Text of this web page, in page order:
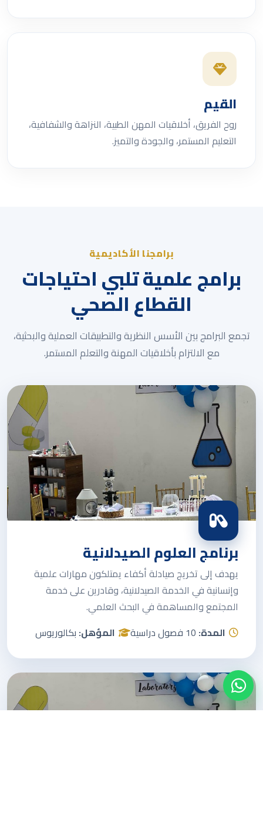
القيم
روح الفريق، أخلاقيات المهن الطبية، النزاهة والشفافية،
التعليم المستمر، والجودة والتميز.
برامجنا الأكاديمية
برامج علمية تلبي احتياجات
القطاع الصحي
تجمع البرامج بين الأسس النظرية والتطبيقات العملية والبحثية،
مع الالتزام بأخلاقيات المهنة والتعلم المستمر.
برنامج العلوم الصيدلانية
يهدف إلى تخريج صيادلة أكفاء يمتلكون مهارات علمية
وإنسانية في الخدمة الصيدلانية، وقادرين على خدمة
المجتمع والمساهمة في البحث العلمي.
المدة:10 فصول دراسية المؤهل:بكالوريوس